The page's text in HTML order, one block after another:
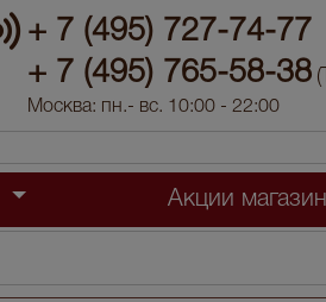
+ 7 (495) 727-74-77
+ 7 (495) 765-58-38
Москва: пн.- вс. 10:00 - 22:00
Акции